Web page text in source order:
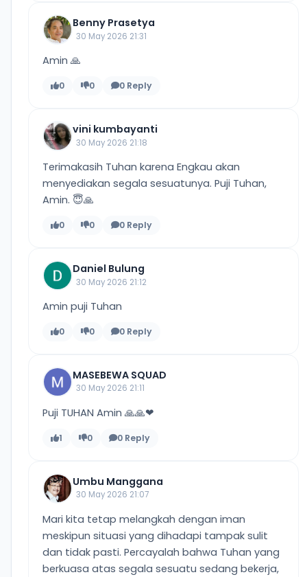
Benny Prasetya
30 May 2026 21:31
Amin 🙏
0 0 0 Reply
vini kumbayanti
30 May 2026 21:18
Terimakasih Tuhan karena Engkau akan
menyediakan segala sesuatunya. Puji Tuhan,
Amin. 😇🙏
0 0 0 Reply
Daniel Bulung
30 May 2026 21:12
Amin puji Tuhan
0 0 0 Reply
MASEBEWA SQUAD
30 May 2026 21:11
Puji TUHAN Amin 🙏🙏❤
1 0 0 Reply
Umbu Manggana
30 May 2026 21:07
Mari kita tetap melangkah dengan iman
meskipun situasi yang dihadapi tampak sulit
dan tidak pasti. Percayalah bahwa Tuhan yang
berkuasa atas segala sesuatu sedang bekerja,